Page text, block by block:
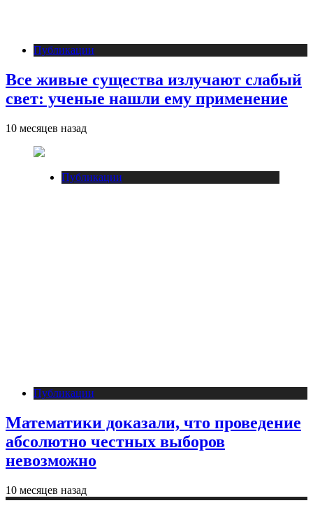
Публикации
Все живые существа излучают слабый
свет: ученые нашли ему применение
10 месяцев назад
Публикации
Публикации
Математики доказали, что проведение
абсолютно честных выборов
невозможно
10 месяцев назад